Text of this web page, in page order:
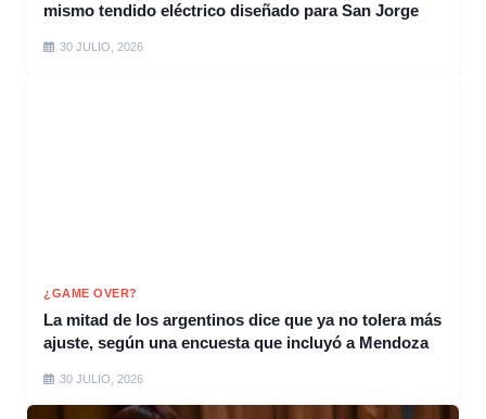
mismo tendido eléctrico diseñado para San Jorge
30 JULIO, 2026
¿GAME OVER?
La mitad de los argentinos dice que ya no tolera más
ajuste, según una encuesta que incluyó a Mendoza
30 JULIO, 2026